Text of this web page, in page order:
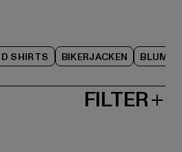
SHIRTS BIKERJACKEN
FILTER